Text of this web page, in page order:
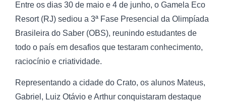
Entre os dias 30 de maio e 4 de junho, o Gamela Eco
Resort (RJ) sediou a 3ª Fase Presencial da Olimpíada
Brasileira do Saber (OBS), reunindo estudantes de
todo o país em desafios que testaram conhecimento,
raciocínio e criatividade.
Representando a cidade do Crato, os alunos Mateus,
Gabriel, Luiz Otávio e Arthur conquistaram destaque